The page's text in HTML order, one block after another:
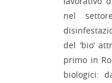
nel
del ‘bio’
primo in
biologici: